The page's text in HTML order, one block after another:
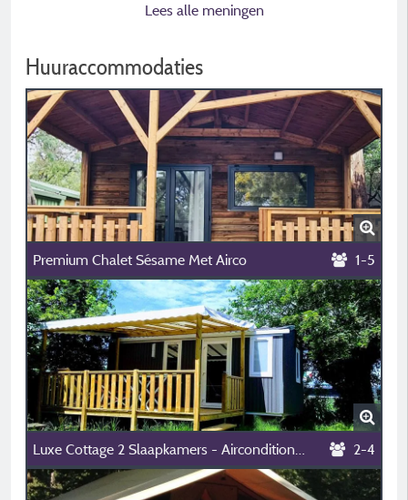
Lees alle meningen
Huuraccommodaties
Premium Chalet Sésame Met Airco 1-5
Luxe Cottage 2 Slaapkamers - Airconditioning 2-4